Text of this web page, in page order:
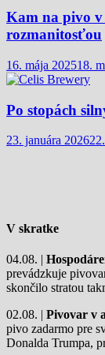
Kam na pivo v
rozmanitosťou
16. mája 202518.
Po stopách
23. januára 2026
V skratke
04.08. |
prevádzkuje
skončilo stratou
02.08. | Pivovar v
pivo zadarmo pre
Donalda Trumpa,